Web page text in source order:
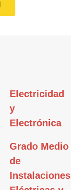
Electricidad
y
Electrónica
Grado Medio
de
Instalaciones